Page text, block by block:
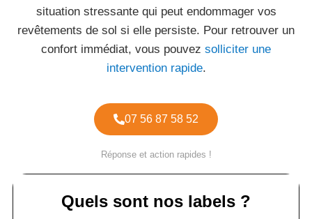
situation stressante qui peut endommager vos
revêtements de sol si elle persiste. Pour retrouver un
confort immédiat, vous pouvez solliciter une
intervention rapide.
07 56 87 58 52
Réponse et action rapides !
Quels sont nos labels ?